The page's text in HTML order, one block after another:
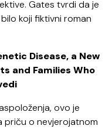
Gates tvrdi da je
koji fiktivni roman
Disease, a New
and Families Who
ovo je
priču o nevjerojatnom